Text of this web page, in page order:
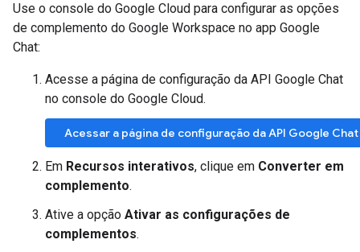
Use o console do Google Cloud para configurar as opções
de complemento do Google Workspace no app Google
Chat:
Acesse a página de configuração da API Google Chat
no console do Google Cloud.
Acessar a página de configuração da API Google Chat
Em Recursos interativos, clique em Converter em
complemento.
Ative a opção Ativar as configurações de
complementos.